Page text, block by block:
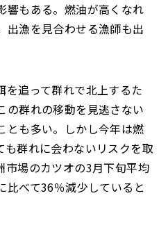
響もある。燃油が高くなれ
出漁を見合わせる漁師も出
を追って群れで北上するた
の群れの移動を見逃さない
とも多い。しかし今年は燃
も群れに会わないリスクを取
市場のカツオの3月下旬平均
比べて36％減少していると